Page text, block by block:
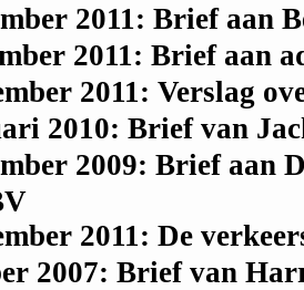
2011: Brief aan
2011: Brief aan
2011: Verslag
2010: Brief van
2009: Brief aan
2011: De
2007: Brief van